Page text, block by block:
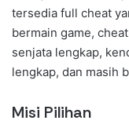
tersedia full cheat
bermain game,
senjata lengkap,
lengkap, dan masih
Misi Pilihan